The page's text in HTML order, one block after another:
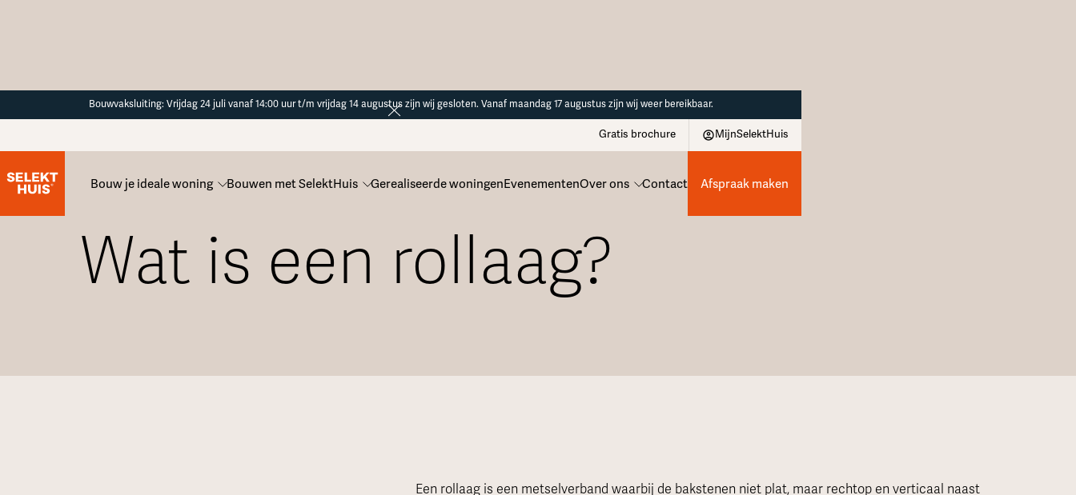
Bouwvaksluiting: Vrijdag 24 juli vanaf 14:00 uur t/m vrijdag 14 augustus zijn wij gesloten. Vanaf maandag 17 augustus zijn wij weer bereikbaar.
Bouw je ideale woning Bouwen met SelektHuis Gerealiseerde woningenEvenementenOver ons Contact
Gratis brochure MijnSelektHuis
Afspraak maken
Wat is een rollaag?
Een rollaag is een metselverband waarbij de bakstenen niet plat, maar rechtop en verticaal naast